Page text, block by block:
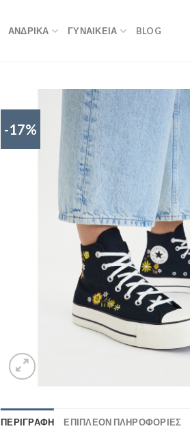
ΑΝΔΡΙΚΑ ΓΥΝΑΙΚΕΙΑ BLOG
-17%
ΠΕΡΙΓΡΑΦΉ ΕΠΙΠΛΈΟΝ ΠΛΗΡΟΦΟΡΊΕΣ